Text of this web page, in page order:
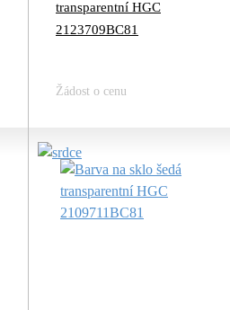
transparentní HGC
2123709BC81
Žádost o cenu